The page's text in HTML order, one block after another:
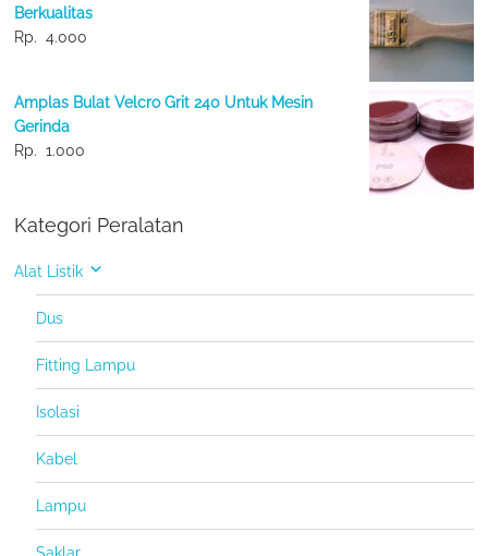
Berkualitas
Rp. 4.000
Amplas Bulat Velcro Grit 240 Untuk Mesin
Gerinda
Rp. 1.000
Kategori Peralatan
Alat Listik
Dus
Fitting Lampu
Isolasi
Kabel
Lampu